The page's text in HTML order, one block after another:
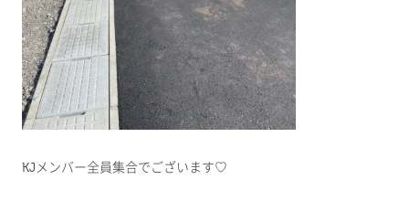
KJメンバー全員集合でございます♡